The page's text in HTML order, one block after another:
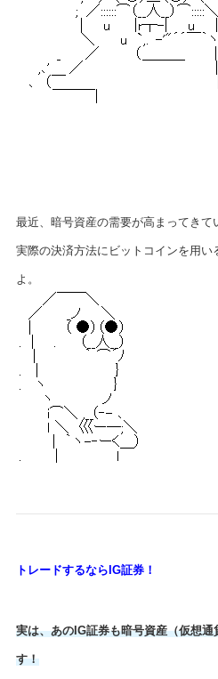
最近、暗号資産の需要が高まってきて
実際の決済方法にビットコインを用
よ。
トレードするならIG証券！
実は、あのIG証券も暗号資産（仮想
す！